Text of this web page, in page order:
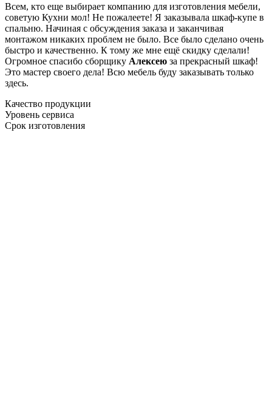
Всем, кто еще выбирает компанию для изготовления мебели,
советую Кухни мол! Не пожалеете! Я заказывала шкаф-купе в
спальню. Начиная с обсуждения заказа и заканчивая
монтажом никаких проблем не было. Все было сделано очень
быстро и качественно. К тому же мне ещё скидку сделали!
Огромное спасибо сборщику Алексею за прекрасный шкаф!
Это мастер своего дела! Всю мебель буду заказывать только
здесь.
Качество продукции
Уровень сервиса
Срок изготовления